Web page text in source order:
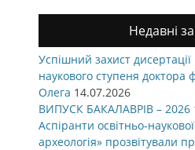
Недавні
Успішний захист дисертації
наукового ступеня доктора
Олега 14.07.2026
ВИПУСК БАКАЛАВРІВ – 2026
Аспіранти освітньо-
археологія» прозвітували